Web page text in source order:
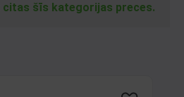
citas šīs kategorijas preces.